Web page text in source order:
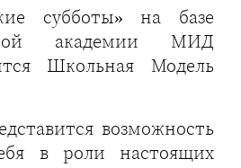
субботы» на базе
академии МИД
Школьная Модель
возможность
в роли настоящих